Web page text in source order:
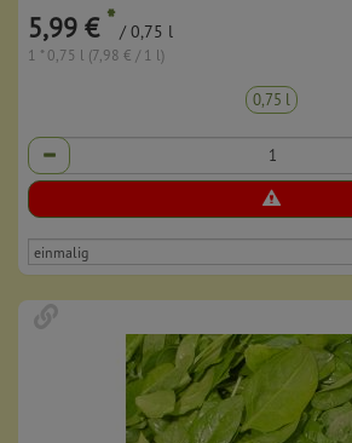
5,99 € * / 0,75 l
1 * 0,75 l (7,98 € / 1 l)
0,75 l
Anzahl